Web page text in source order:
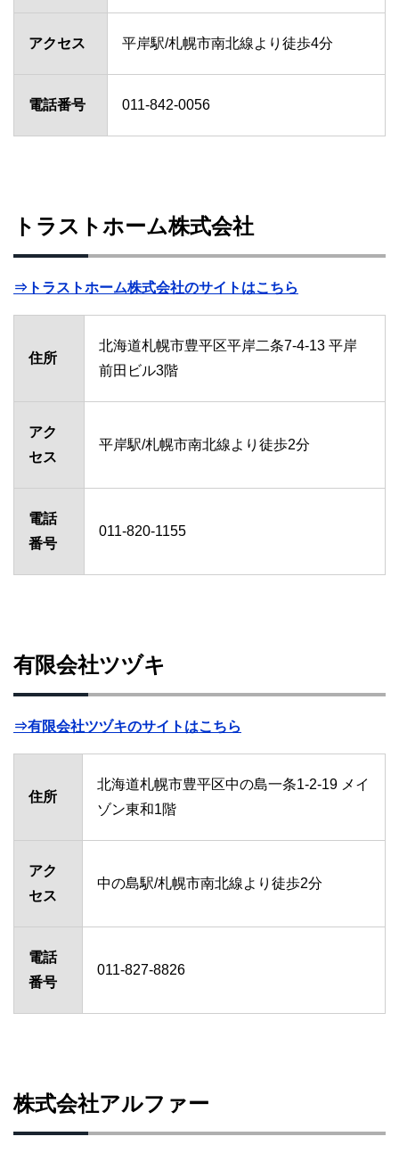
アクセス 平岸駅/札幌市南北線より徒歩4分
電話番号 011-842-0056
トラストホーム株式会社
⇒トラストホーム株式会社のサイトはこちら
住所
北海道札幌市豊平区平岸二条7-4-13 平岸
前田ビル3階
アク
セス
平岸駅/札幌市南北線より徒歩2分
電話
番号
011-820-1155
有限会社ツヅキ
⇒有限会社ツヅキのサイトはこちら
住所
北海道札幌市豊平区中の島一条1-2-19 メイ
ゾン東和1階
アク
セス
中の島駅/札幌市南北線より徒歩2分
電話
番号
011-827-8826
株式会社アルファー